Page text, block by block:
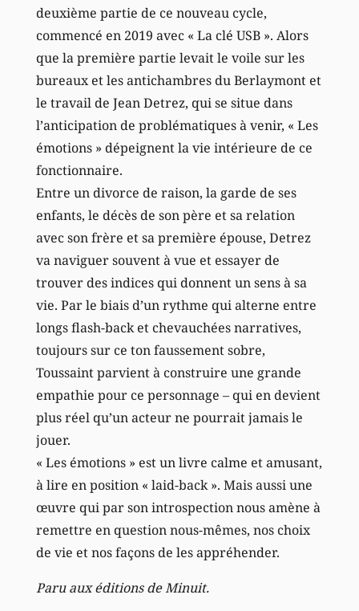
deuxième partie de ce nouveau cycle,
commencé en 2019 avec « La clé USB ». Alors
que la première partie levait le voile sur les
bureaux et les antichambres du Berlaymont et
le travail de Jean Detrez, qui se situe dans
l’anticipation de problématiques à venir, « Les
émotions » dépeignent la vie intérieure de ce
fonctionnaire.
Entre un divorce de raison, la garde de ses
enfants, le décès de son père et sa relation
avec son frère et sa première épouse, Detrez
va naviguer souvent à vue et essayer de
trouver des indices qui donnent un sens à sa
vie. Par le biais d’un rythme qui alterne entre
longs flash-back et chevauchées narratives,
toujours sur ce ton faussement sobre,
Toussaint parvient à construire une grande
empathie pour ce personnage – qui en devient
plus réel qu’un acteur ne pourrait jamais le
jouer.
« Les émotions » est un livre calme et amusant,
à lire en position « laid-back ». Mais aussi une
œuvre qui par son introspection nous amène à
remettre en question nous-mêmes, nos choix
de vie et nos façons de les appréhender.
Paru aux éditions de Minuit.